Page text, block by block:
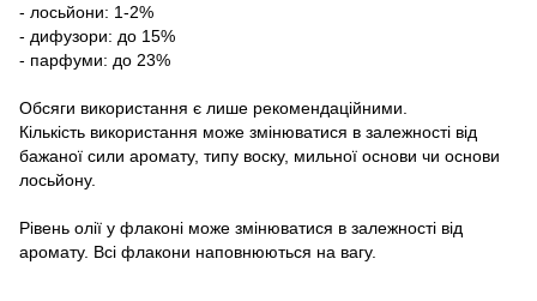
- лосьйони: 1-2%
- дифузори: до 15%
- парфуми: до 23%
Обсяги використання є лише рекомендаційними.
Кількість використання може змінюватися в залежності від
бажаної сили аромату, типу воску, мильної основи чи основи
лосьйону.
Рівень олії у флаконі може змінюватися в залежності від
аромату. Всі флакони наповнюються на вагу.